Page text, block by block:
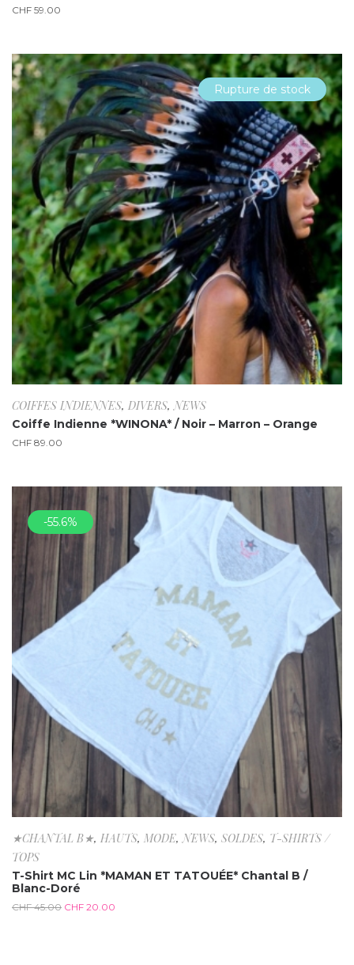
CHF 59.00
Rupture de stock
COIFFES INDIENNES, DIVERS,NEWS
Coiffe Indienne *WINONA* / Noir – Marron – Orange
CHF 89.00
-55.6%
★CHANTAL B★, HAUTS, MODE,NEWS, SOLDES, T-SHIRTS /
TOPS
T-Shirt MC Lin *MAMAN ET TATOUÉE* Chantal B /
Blanc-Doré
CHF45.00 CHF 20.00